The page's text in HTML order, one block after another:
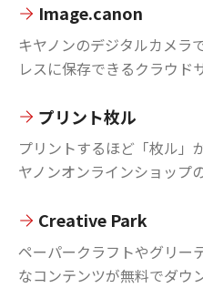
Image.canon
キヤノンのデジタルカメラ
レスに保存できるクラウド
プリント枚ル
プリントするほど「枚ル」
ヤノンオンラインショップ
Creative Park
ペーパークラフトやグリー
なコンテンツが無料でダウ